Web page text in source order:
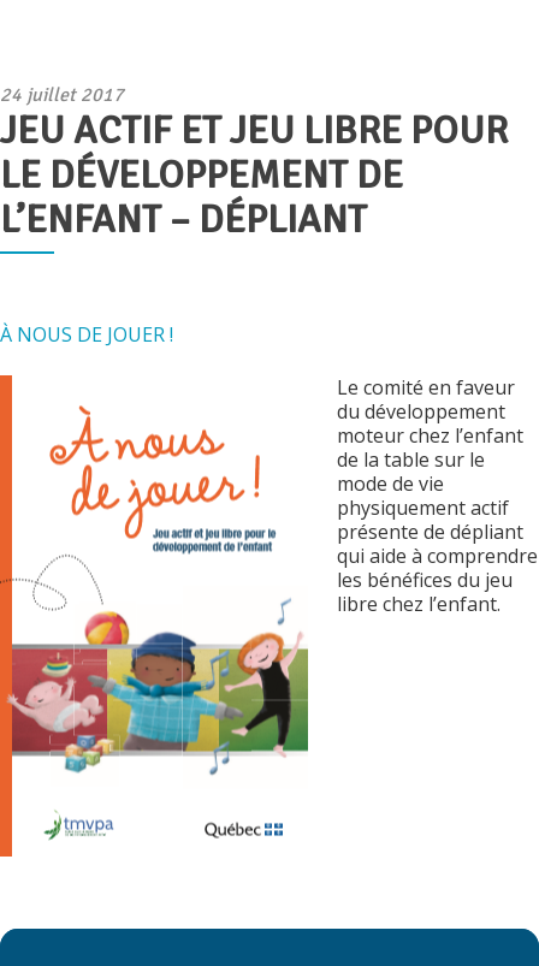
Publié
le
24 juillet 2017
JEU ACTIF ET JEU LIBRE POUR
LE DÉVELOPPEMENT DE
L’ENFANT – DÉPLIANT
À NOUS DE JOUER !
Le comité en faveur
du développement
moteur chez l’enfant
de la table sur le
mode de vie
physiquement actif
présente de dépliant
qui aide à comprendre
les bénéfices du jeu
libre chez l’enfant.